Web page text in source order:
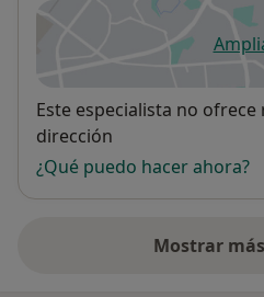
Disponibilidad
Este especialista no
dirección
¿Qué puedo hacer ahora?
Mostrar